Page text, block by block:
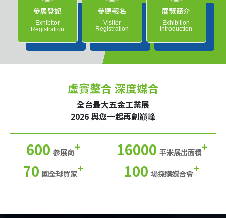
參展登記
Exhibitor
Registration
參觀報名
Visitor
Registration
展覽簡介
Exhibition
Introduction
虛實整合 深度媒合
全台最大五金工業展
2026 與您一起再創巔峰
600 參展商+ 16000 平米展出面積+
70 國全球買家+ 100 場採購媒合會+